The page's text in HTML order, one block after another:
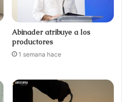
Abinader atribuye a los
productores
1 semana hace